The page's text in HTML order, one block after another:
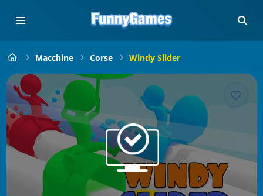
Macchine Corse Windy Slider